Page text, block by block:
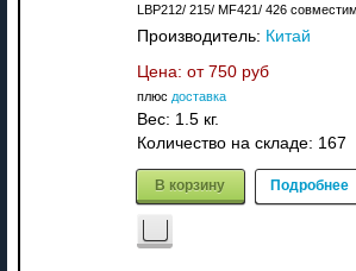
LBP212/ 215/ MF421/ 426
Производитель: Китай
Цена: от 750 руб
плюс доставка
Вес: 1.5 кг.
Количество на складе: 167
В корзину Подробнее